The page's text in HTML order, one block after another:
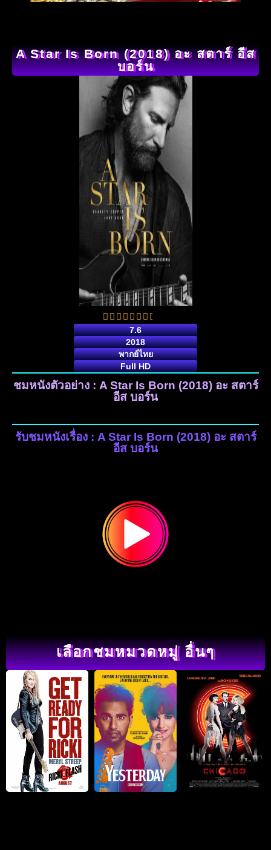
A Star Is Born (2018) อะ สตาร์ อีส
บอร์น
7.6
2018
พากย์ไทย
Full HD
ชมหนังตัวอย่าง : A Star Is Born (2018) อะ สตาร์
อีส บอร์น
รับชมหนังเรื่อง : A Star Is Born (2018) อะ สตาร์
อีส บอร์น
เลือกชมหมวดหมู่ อื่นๆ